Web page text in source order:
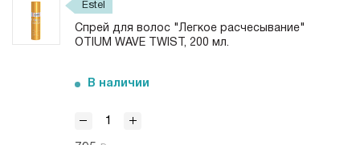
Estel
Спрей для волос "Легкое расчесывание"
OTIUM WAVE TWIST, 200 мл.
В наличии